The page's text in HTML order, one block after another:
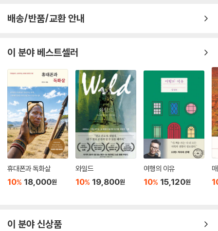
배송/반품/교환 안내
이 분야 베스트셀러
휴대폰과 독화살
10% 18,000원
와일드
10% 19,800원
여행의 이유
10% 15,120원
이 분야 신상품